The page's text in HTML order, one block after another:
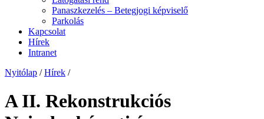
Panaszkezelés – Betegjogi képviselő
Parkolás
Kapcsolat
Hírek
Intranet
Nyitólap / Hírek /
A II. Rekonstrukciós